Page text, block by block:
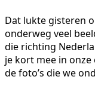
Dat lukte gisteren
onderweg veel
die richting
je kort mee in onze
de foto’s die we